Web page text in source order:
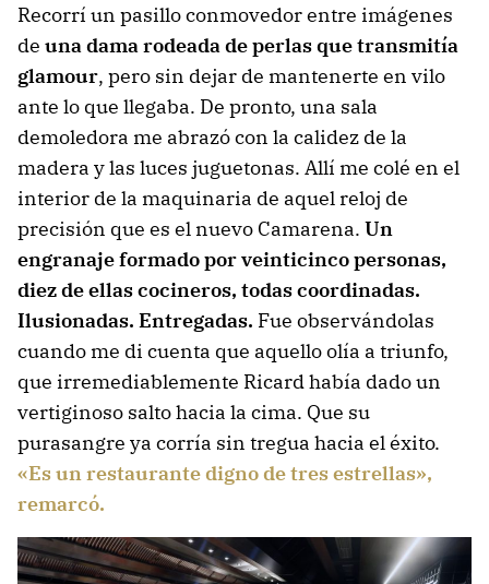
Recorrí un pasillo conmovedor entre imágenes
de una dama rodeada de perlas que transmitía
glamour, pero sin dejar de mantenerte en vilo
ante lo que llegaba. De pronto, una sala
demoledora me abrazó con la calidez de la
madera y las luces juguetonas. Allí me colé en el
interior de la maquinaria de aquel reloj de
precisión que es el nuevo Camarena. Un
engranaje formado por veinticinco personas,
diez de ellas cocineros, todas coordinadas.
Ilusionadas. Entregadas. Fue observándolas
cuando me di cuenta que aquello olía a triunfo,
que irremediablemente Ricard había dado un
vertiginoso salto hacia la cima. Que su
purasangre ya corría sin tregua hacia el éxito.
«Es un restaurante digno de tres estrellas»,
remarcó.